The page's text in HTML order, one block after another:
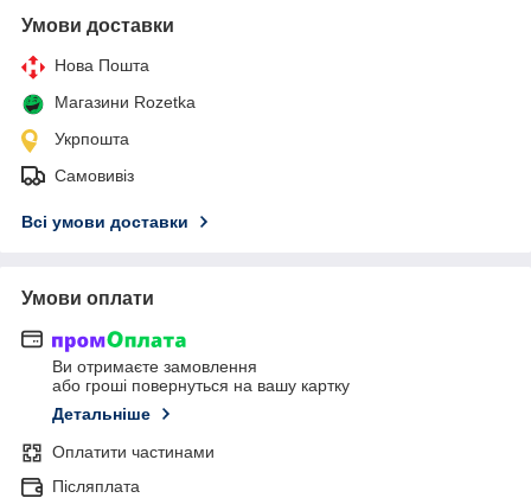
Умови доставки
Нова Пошта
Магазини Rozetka
Укрпошта
Самовивіз
Всі умови доставки
Умови оплати
Ви отримаєте замовлення
або гроші повернуться на вашу картку
Детальніше
Оплатити частинами
Післяплата